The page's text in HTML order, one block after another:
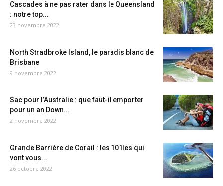
Cascades à ne pas rater dans le Queensland
: notre top...
23 novembre 2022
North Stradbroke Island, le paradis blanc de
Brisbane
9 novembre 2022
Sac pour l’Australie : que faut-il emporter
pour un an Down...
2 novembre 2022
Grande Barrière de Corail : les 10 îles qui
vont vous...
26 octobre 2022